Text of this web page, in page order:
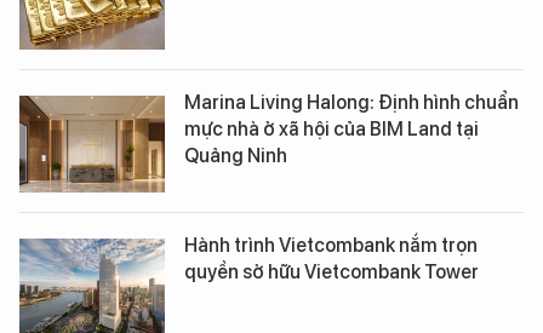
Marina Living Halong: Định hình chuẩn
mực nhà ở xã hội của BIM Land tại
Quảng Ninh
Hành trình Vietcombank nắm trọn
quyền sở hữu Vietcombank Tower